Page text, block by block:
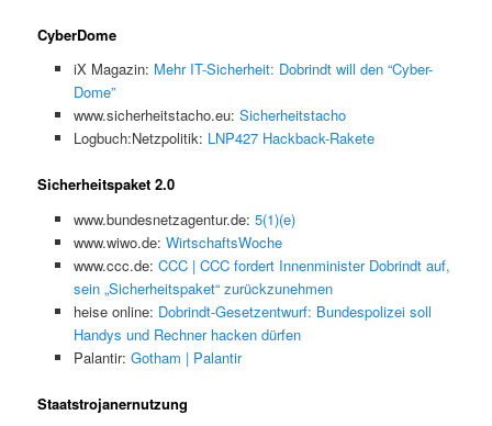
CyberDome
iX Magazin: Mehr IT-Sicherheit: Dobrindt will den “Cyber-
Dome”
www.sicherheitstacho.eu: Sicherheitstacho
Logbuch:Netzpolitik: LNP427 Hackback-Rakete
Sicherheitspaket 2.0
www.bundesnetzagentur.de: 5(1)(e)
www.wiwo.de: WirtschaftsWoche
www.ccc.de: CCC | CCC fordert Innenminister Dobrindt auf,
sein „Sicherheitspaket“ zurückzunehmen
heise online: Dobrindt-Gesetzentwurf: Bundespolizei soll
Handys und Rechner hacken dürfen
Palantir: Gotham | Palantir
Staatstrojanernutzung